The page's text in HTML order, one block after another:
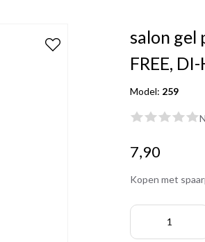
salon gel
FREE,
Model: 259
7,90
Kopen met